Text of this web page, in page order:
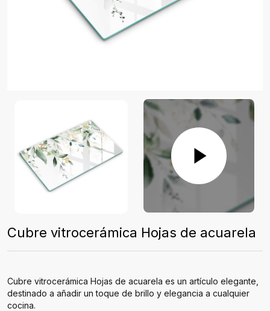
Cubre vitrocerámica Hojas de acuarela
Cubre vitrocerámica Hojas de acuarela es un artículo elegante,
destinado a añadir un toque de brillo y elegancia a cualquier
cocina.